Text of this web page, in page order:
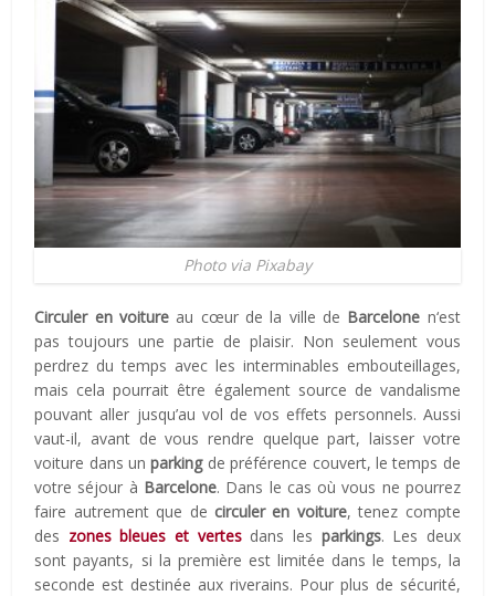
Photo via Pixabay
Circuler en voitureau cœur de la ville de Barcelone n‘est
pas toujours une partie de plaisir. Non seulement vous
perdrez du temps avec les interminables embouteillages,
mais cela pourrait être également source de vandalisme
pouvant aller jusqu’au vol de vos effets personnels. Aussi
vaut-il, avant de vous rendre quelque part, laisser votre
voiture dans unparkingde préférence couvert, le temps de
votre séjour à Barcelone. Dans le cas où vous ne pourrez
faire autrement que de circuler en voiture, tenez compte
des zones bleues et vertesdans les parkings. Les deux
sont payants, si la première est limitée dans le temps, la
seconde est destinée aux riverains. Pour plus de sécurité,